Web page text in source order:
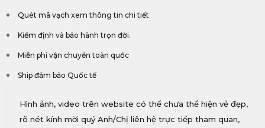
Quét mã vạch xem thông tin chi tiết
Kiểm định và bảo hành trọn đời.
Miễn phí vận chuyển toàn quốc
Ship đảm bảo Quốc tế
Hình ảnh, video trên website có thể chưa thể hiện vẻ đẹp,
rõ nét kính mời quý Anh/Chị liên hệ trực tiếp tham quan,